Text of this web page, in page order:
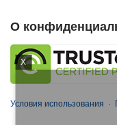
X
О
Условия использования ·